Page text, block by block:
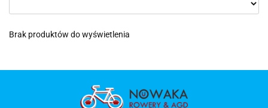
Brak produktów do wyświetlenia